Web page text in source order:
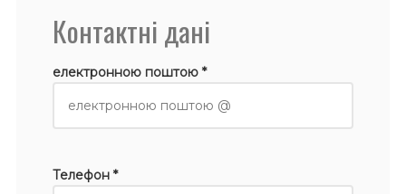
Контактні дані
електронною поштою *
Телефон *